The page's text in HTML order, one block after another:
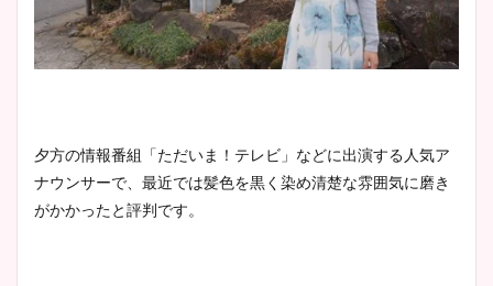
夕方の情報番組「ただいま！テレビ」などに出演する人気ア
ナウンサーで、最近では髪色を黒く染め清楚な雰囲気に磨き
がかかったと評判です。